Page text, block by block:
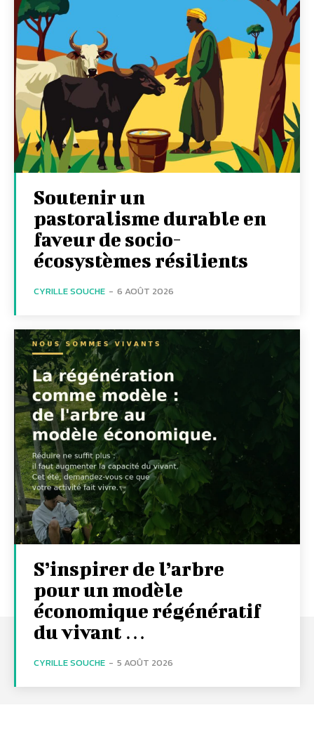
Soutenir un
pastoralisme durable en
faveur de socio-
écosystèmes résilients
CYRILLE SOUCHE - 6 AOÛT 2026
S’inspirer de l’arbre
pour un modèle
économique régénératif
du vivant …
CYRILLE SOUCHE - 5 AOÛT 2026